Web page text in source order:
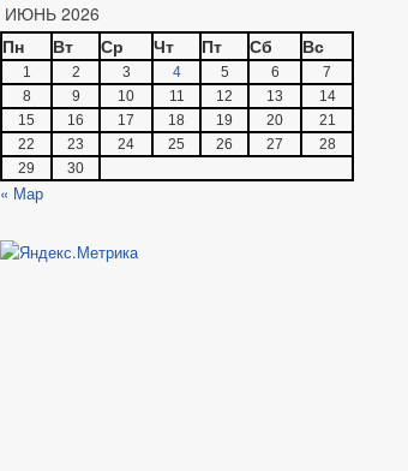
ИЮНЬ 2026
Пн
Вт Ср Чт Пт Сб Вс
1 2 3 4 5 6
7
8
9 10 11 12 13
14
15
16 17 18 19 20
21
22
23 24 25 26 27
28
29
30
« Мар